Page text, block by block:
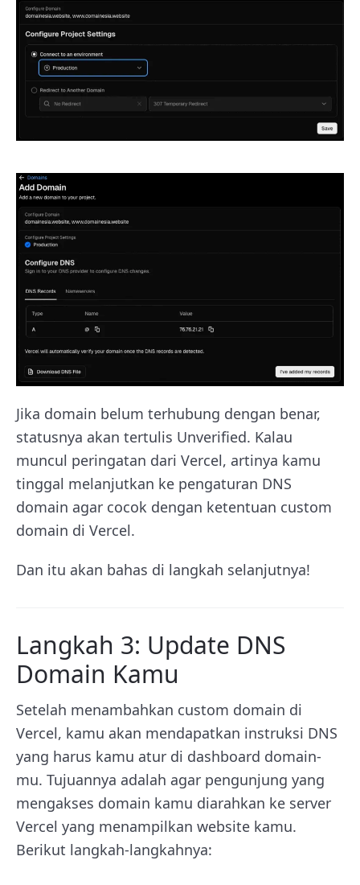
Jika domain belum terhubung dengan benar,
statusnya akan tertulis Unverified. Kalau
muncul peringatan dari Vercel, artinya kamu
tinggal melanjutkan ke pengaturan DNS
domain agar cocok dengan ketentuan custom
domain di Vercel.
Dan itu akan bahas di langkah selanjutnya!
Langkah 3: Update DNS
Domain Kamu
Setelah menambahkan custom domain di
Vercel, kamu akan mendapatkan instruksi DNS
yang harus kamu atur di dashboard domain-
mu. Tujuannya adalah agar pengunjung yang
mengakses domain kamu diarahkan ke server
Vercel yang menampilkan website kamu.
Berikut langkah-langkahnya: